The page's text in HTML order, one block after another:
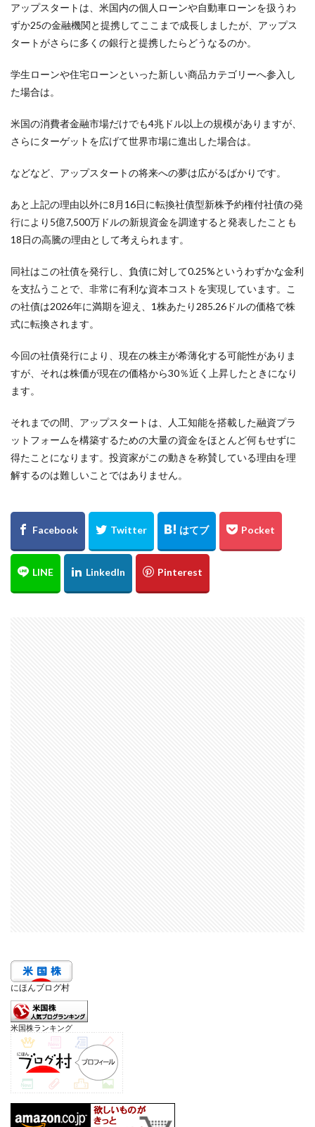
アップスタートは、米国内の個人ローンや自動車ローンを扱うわ
ずか25の金融機関と提携してここまで成長しましたが、アップス
タートがさらに多くの銀行と提携したらどうなるのか。
学生ローンや住宅ローンといった新しい商品カテゴリーへ参入し
た場合は。
米国の消費者金融市場だけでも4兆ドル以上の規模がありますが、
さらにターゲットを広げて世界市場に進出した場合は。
などなど、アップスタートの将来への夢は広がるばかりです。
あと上記の理由以外に8月16日に転換社債型新株予約権付社債の発
行により5億7,500万ドルの新規資金を調達すると発表したことも
18日の高騰の理由として考えられます。
同社はこの社債を発行し、負債に対して0.25%というわずかな金利
を支払うことで、非常に有利な資本コストを実現しています。こ
の社債は2026年に満期を迎え、1株あたり285.26ドルの価格で株
式に転換されます。
今回の社債発行により、現在の株主が希薄化する可能性がありま
すが、それは株価が現在の価格から30％近く上昇したときになり
ます。
それまでの間、アップスタートは、人工知能を搭載した融資プラ
ットフォームを構築するための大量の資金をほとんど何もせずに
得たことになります。投資家がこの動きを称賛している理由を理
解するのは難しいことではありません。
にほんブログ村
米国株ランキング